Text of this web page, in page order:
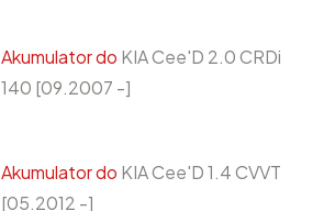
Akumulator do KIA Cee'D 2.0 CRDi
140 [09.2007 -]
Akumulator do KIA Cee'D 1.4 CVVT
[05.2012 -]